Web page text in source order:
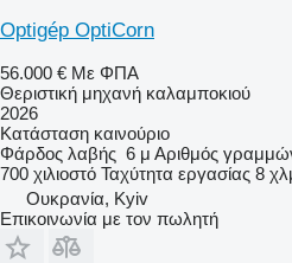
Optigép OptiCorn
56.000 € Με ΦΠΑ
Θεριστική μηχανή καλαμποκιού
2026
Κατάσταση καινούριο
Φάρδος λαβής 6 μ Αριθμός
700 χιλιοστό Ταχύτητα εργασίας 8
Ουκρανία, Kyiv
Επικοινωνία με τον πωλητή